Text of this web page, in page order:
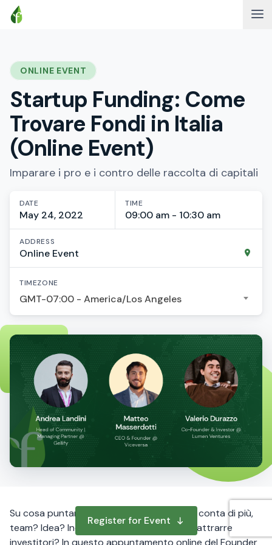
ONLINE EVENT
Startup Funding: Come
Trovare Fondi in Italia
(Online Event)
Imparare i pro e i contro delle raccolta di capitali
DATE
May 24, 2022
TIME
09:00 am - 10:30 am
ADDRESS
Online Event
TIMEZONE
GMT-07:00 - America/Los Angeles
Su cosa puntano gli investitori oggi? Cosa conta di più,
team? Idea? Industry? Come avvicinarsi e attrarre
investitori? In questo appuntamento online del Founder
Register for Event